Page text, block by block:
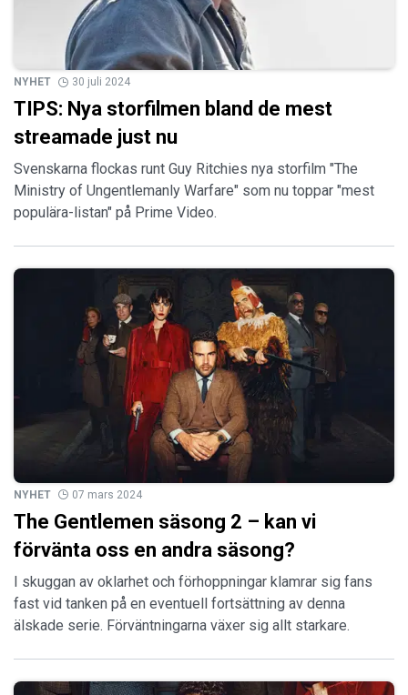
NYHET 30 juli 2024
TIPS: Nya storfilmen bland de mest
streamade just nu
Svenskarna flockas runt Guy Ritchies nya storfilm "The
Ministry of Ungentlemanly Warfare" som nu toppar "mest
populära-listan" på Prime Video.
NYHET 07 mars 2024
The Gentlemen säsong 2 – kan vi
förvänta oss en andra säsong?
I skuggan av oklarhet och förhoppningar klamrar sig fans
fast vid tanken på en eventuell fortsättning av denna
älskade serie. Förväntningarna växer sig allt starkare.